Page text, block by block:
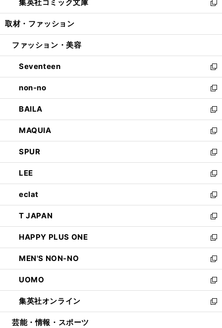
く
で
開
ド
ウ
開
ィ
ン
ウ
開
く
い
ウ
ン
ウ
で
開
く
集英社コミック文庫
新
し
ウ
ン
ド
ウ
で
開
く
取材・ファッション
ファッション・美容
Seventeen
新
し
い
ウ
ィ
ン
ド
ウ
で
開
く
non-no
新
し
い
ウ
ィ
ン
ド
ウ
で
開
く
BAILA
新
し
い
ウ
ィ
ン
ド
ウ
で
開
く
MAQUIA
新
し
い
ウ
ィ
ン
ド
ウ
で
開
く
SPUR
新
し
い
ウ
ィ
ン
ド
ウ
で
開
く
LEE
新
し
い
ウ
ィ
ン
ド
ウ
で
開
く
eclat
新
し
い
ウ
ィ
ン
ド
ウ
で
開
く
T JAPAN
新
し
い
ウ
ィ
ン
ド
ウ
で
開
HAPPY PLUS ONE
新
し
い
ウ
ィ
ン
ド
ウ
MEN'S NON-NO
新
し
い
ウ
ィ
ン
UOMO
新
し
い
ウ
集英社オンライン
新
し
芸能・情報・スポーツ